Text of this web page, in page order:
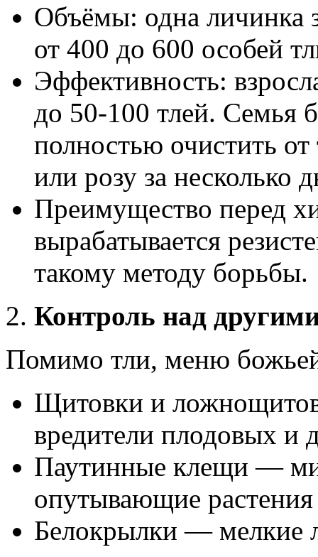
Объёмы: одна личинка
от 400 до 600 особей
Эффективность:
до 50-100 тлей. Семья
полностью очистить
или розу за несколько
Преимущество перед
вырабатывается
такому методу борьбы.
Контроль над
Помимо тли, меню
Щитовки и
вредители плодовых и
Паутинные клещи —
опутывающие
Белокрылки — мелкие